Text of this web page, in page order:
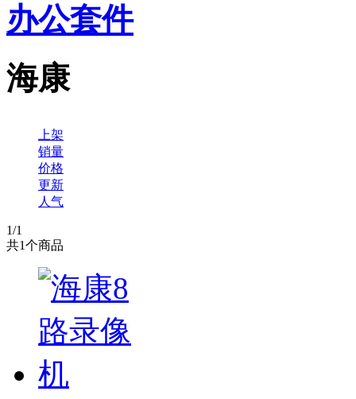
办公套件
海康
上架
销量
价格
更新
人气
1/1
共1个商品